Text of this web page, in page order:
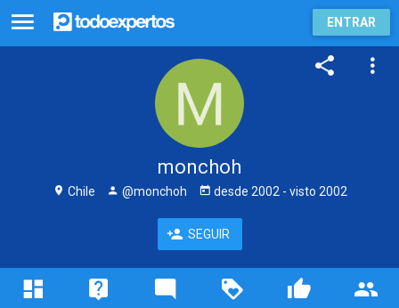
ENTRAR
monchoh
Chile @monchoh desde 2002 - visto 2002
SEGUIR